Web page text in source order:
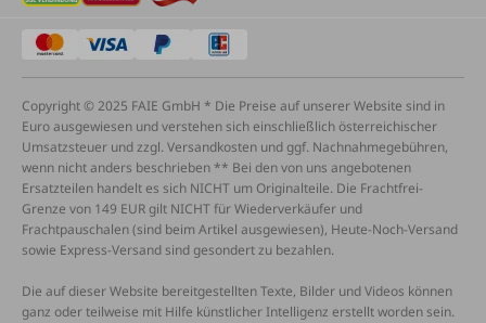
Copyright © 2025 FAIE GmbH * Die Preise auf unserer Website sind in
Euro ausgewiesen und verstehen sich einschließlich österreichischer
Umsatzsteuer und zzgl. Versandkosten und ggf. Nachnahmegebühren,
wenn nicht anders beschrieben ** Bei den von uns angebotenen
Ersatzteilen handelt es sich NICHT um Originalteile. Die Frachtfrei-
Grenze von 149 EUR gilt NICHT für Wiederverkäufer und
Frachtpauschalen (sind beim Artikel ausgewiesen), Heute-Noch-Versand
sowie Express-Versand sind gesondert zu bezahlen.
Die auf dieser Website bereitgestellten Texte, Bilder und Videos können
ganz oder teilweise mit Hilfe künstlicher Intelligenz erstellt worden sein.